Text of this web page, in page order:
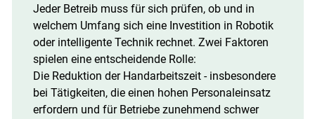
Jeder Betreib muss für sich prüfen, ob und in
welchem Umfang sich eine Investition in Robotik
oder intelligente Technik rechnet. Zwei Faktoren
spielen eine entscheidende Rolle:
Die Reduktion der Handarbeitszeit - insbesondere
bei Tätigkeiten, die einen hohen Personaleinsatz
erfordern und für Betriebe zunehmend schwer